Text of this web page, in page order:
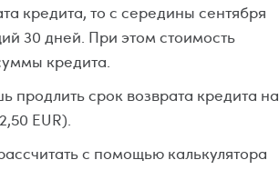
кредита, то с середины сентября
30 дней. При этом стоимость
кредита.
продлить срок возврата кредита на
EUR).
с помощью калькулятора